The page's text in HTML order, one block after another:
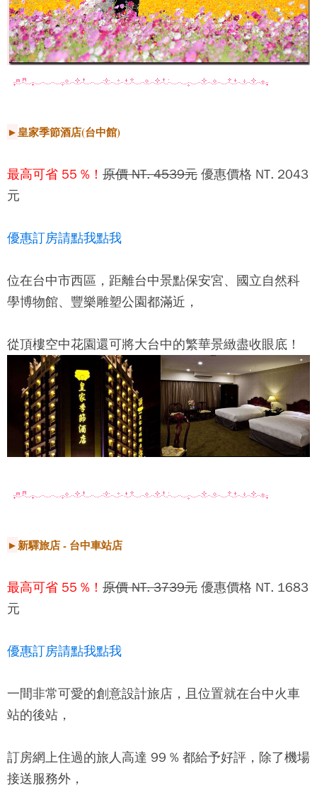
►皇家季節酒店(台中館)
最高可省 55 %！ 原價 NT. 4539元 優惠價格 NT. 2043
元
優惠訂房請點我點我
位在台中市西區，距離台中景點保安宮、國立自然科
學博物館、豐樂雕塑公園都滿近，
從頂樓空中花園還可將大台中的繁華景緻盡收眼底！
►新驛旅店 - 台中車站店
最高可省 55 %！ 原價 NT. 3739元 優惠價格 NT. 1683
元
優惠訂房請點我點我
一間非常可愛的創意設計旅店，且位置就在台中火車
站的後站，
訂房網上住過的旅人高達 99 % 都給予好評，除了機場
接送服務外，